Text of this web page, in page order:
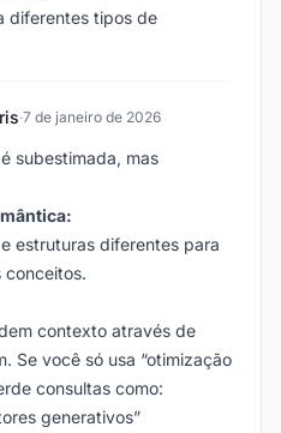
diferentes tipos de
·7 de janeiro de 2026
subestimada, mas
estruturas diferentes para
conceitos.
contexto através de
Se você só usa “otimização
consultas como:
generativos”